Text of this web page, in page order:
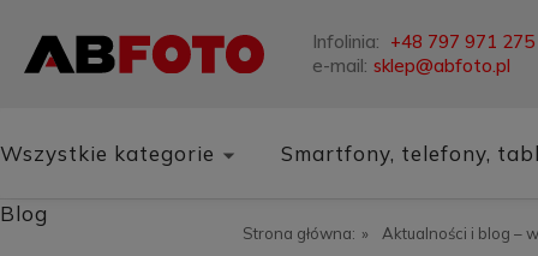
Infolinia: +48 797 971 275
e-mail: sklep@abfoto.pl
Wszystkie kategorie Smartfony, telefony,
Blog
Strona główna: » Aktualności i blog –